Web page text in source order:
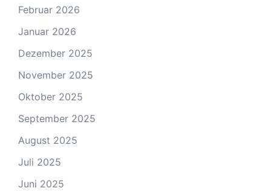
Februar 2026
Januar 2026
Dezember 2025
November 2025
Oktober 2025
September 2025
August 2025
Juli 2025
Juni 2025